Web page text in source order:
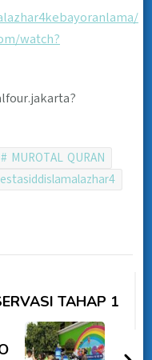
watch?
MUROTAL QURAN
TAHAP 1